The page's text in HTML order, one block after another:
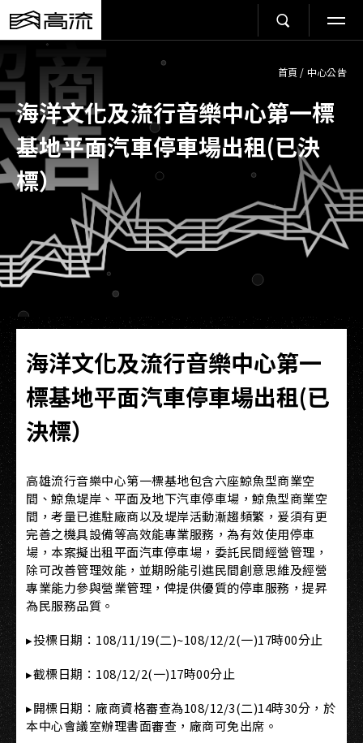
首頁 / 中心公告
海洋文化及流行音樂中心第一標
基地平面汽車停車場出租(已決
標）
海洋文化及流行音樂中心第一
標基地平面汽車停車場出租(已
決標）
高雄流行音樂中心第一標基地包含六座鯨魚型商業空
間、鯨魚堤岸、平面及地下汽車停車場，鯨魚型商業空
間，考量已進駐廠商以及堤岸活動漸趨頻繁，爰須有更
完善之機具設備等高效能專業服務，為有效使用停車
場，本案擬出租平面汽車停車場，委託民間經營管理，
除可改善管理效能，並期盼能引進民間創意思維及經營
專業能力參與營業管理，俾提供優質的停車服務，提昇
為民服務品質。
▸投標日期：108/11/19(二)~108/12/2(一)17時00分止
▸截標日期：108/12/2(一)17時00分止
▸開標日期：廠商資格審查為108/12/3(二)14時30分，於
本中心會議室辦理書面審查，廠商可免出席。